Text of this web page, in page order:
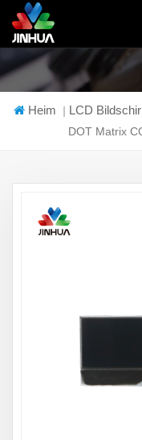
Heim | LCD
DOT Matrix